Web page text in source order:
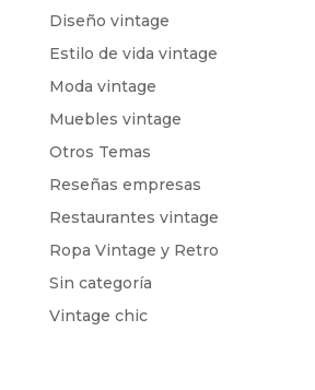
Diseño vintage
Estilo de vida vintage
Moda vintage
Muebles vintage
Otros Temas
Reseñas empresas
Restaurantes vintage
Ropa Vintage y Retro
Sin categoría
Vintage chic